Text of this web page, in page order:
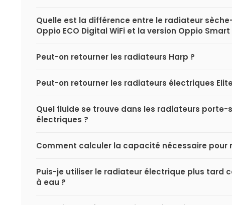
Quelle est la différence entre le radiateur
Oppio ECO Digital WiFi et la version Oppio Smart
Peut-on retourner les radiateurs Harp ?
Peut-on retourner les radiateurs électriques
Quel fluide se trouve dans les radiateurs porte-
électriques ?
Comment calculer la capacité nécessaire pour
Puis-je utiliser le radiateur électrique plus tard
à eau ?